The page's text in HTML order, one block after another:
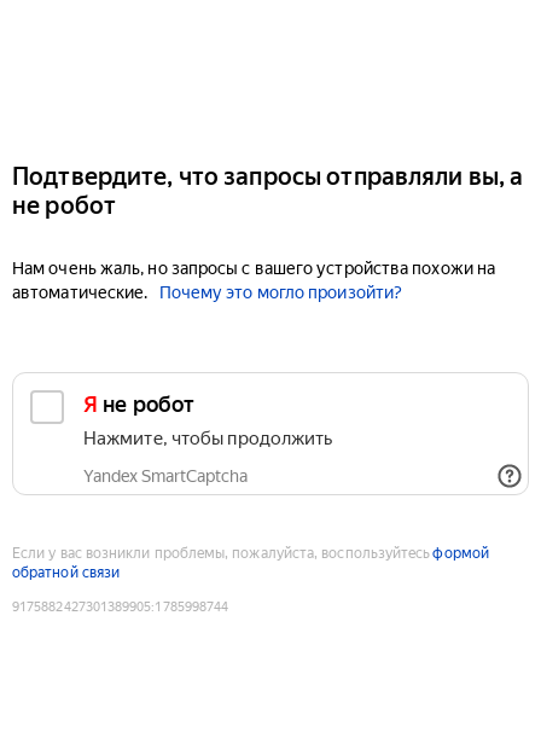
Подтвердите, что запросы отправляли вы, а
не робот
Нам очень жаль, но запросы с вашего устройства похожи на
автоматические.
Почему это могло произойти?
Я не робот
Нажмите, чтобы продолжить
Yandex SmartCaptcha
Если у вас возникли проблемы, пожалуйста, воспользуйтесьформой
обратной связи
9175882427301389905:1785998744